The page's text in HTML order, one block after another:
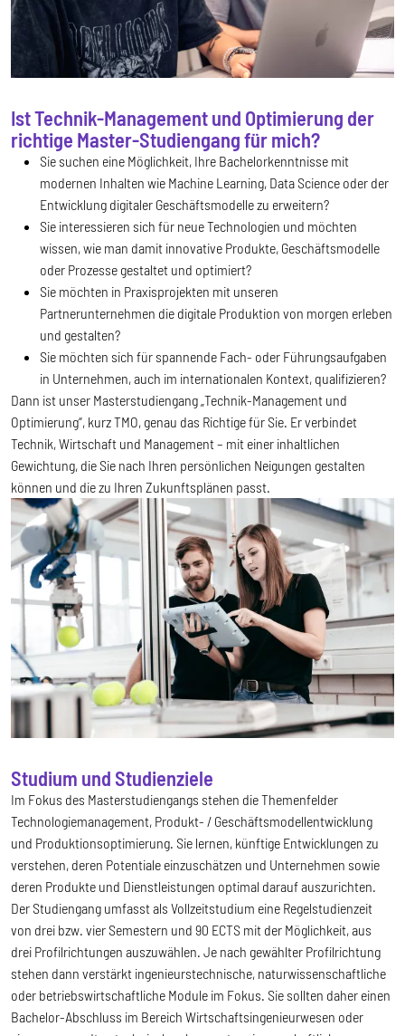
Ist Technik-Management und Optimierung der
richtige Master-Studiengang für mich?
Sie suchen eine Möglichkeit, Ihre Bachelorkenntnisse mit
modernen Inhalten wie Machine Learning, Data Science oder der
Entwicklung digitaler Geschäftsmodelle zu erweitern?
Sie interessieren sich für neue Technologien und möchten
wissen, wie man damit innovative Produkte, Geschäftsmodelle
oder Prozesse gestaltet und optimiert?
Sie möchten in Praxisprojekten mit unseren
Partnerunternehmen die digitale Produktion von morgen erleben
und gestalten?
Sie möchten sich für spannende Fach- oder Führungsaufgaben
in Unternehmen, auch im internationalen Kontext, qualifizieren?
Dann ist unser Masterstudiengang „Technik-Management und
Optimierung“, kurz TMO, genau das Richtige für Sie. Er verbindet
Technik, Wirtschaft und Management – mit einer inhaltlichen
Gewichtung, die Sie nach Ihren persönlichen Neigungen gestalten
können und die zu Ihren Zukunftsplänen passt.
Studium und Studienziele
Im Fokus des Masterstudiengangs stehen die Themenfelder
Technologiemanagement, Produkt- / Geschäftsmodellentwicklung
und Produktionsoptimierung. Sie lernen, künftige Entwicklungen zu
verstehen, deren Potentiale einzuschätzen und Unternehmen sowie
deren Produkte und Dienstleistungen optimal darauf auszurichten.
Der Studiengang umfasst als Vollzeitstudium eine Regelstudienzeit
von drei bzw. vier Semestern und 90 ECTS mit der Möglichkeit, aus
drei Profilrichtungen auszuwählen. Je nach gewählter Profilrichtung
stehen dann verstärkt ingenieurstechnische, naturwissenschaftliche
oder betriebswirtschaftliche Module im Fokus. Sie sollten daher einen
Bachelor-Abschluss im Bereich Wirtschaftsingenieurwesen oder